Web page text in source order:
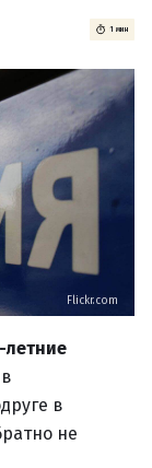
1 мин
Flickr.com
летние
в
не